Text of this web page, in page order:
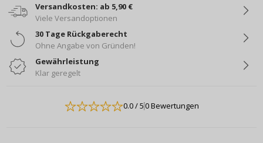
Versandkosten: ab 5,90 €
Viele Versandoptionen
30 Tage Rückgaberecht
Ohne Angabe von Gründen!
Gewährleistung
Klar geregelt
0.0/ 50 Bewertungen